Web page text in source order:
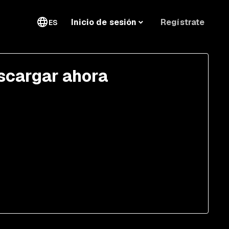
ES Inicio de sesión Regístrate
ahora